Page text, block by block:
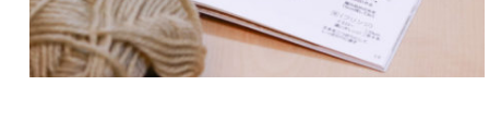
短針及長針的延長針法鉤織做法教學 How to make extended single crochet and extended double crochet